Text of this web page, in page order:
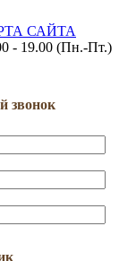
САЙТА
- 19.00 (Пн.-Пт.)
звонок